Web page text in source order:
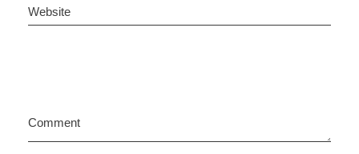
Website
Comment